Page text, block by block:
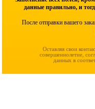
данные правильно, и
После отправки вашего
Оставляя свои
совершеннолетие,
данных в